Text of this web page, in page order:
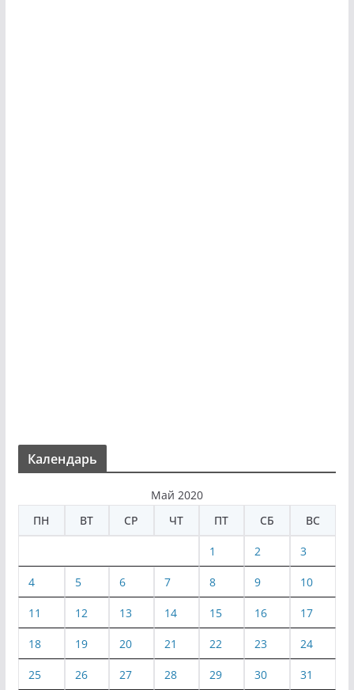
Календарь
Май 2020
ПН
ВТ СР ЧТ ПТ СБ ВС
1 2 3
4 5 6 7 8 9 10
11 12 13 14 15 16 17
18 19 20 21 22 23 24
25 26 27 28 29 30 31